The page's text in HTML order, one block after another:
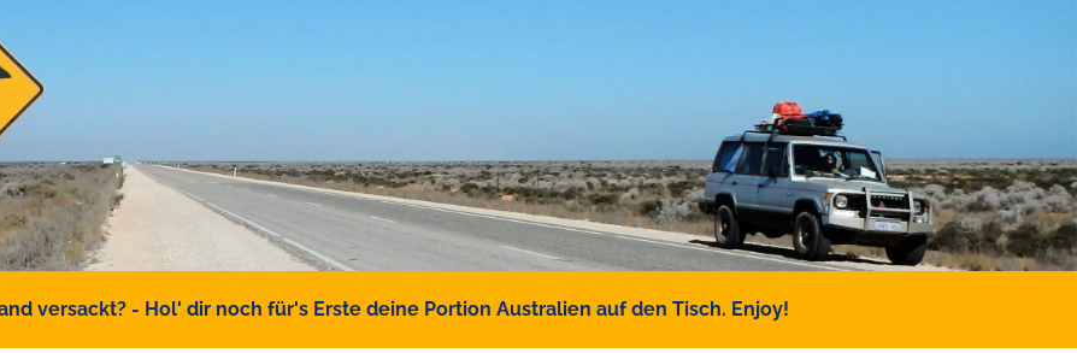
versackt? - Hol' dir noch für's Erste deine Portion Australien auf den Tisch. Enjoy!